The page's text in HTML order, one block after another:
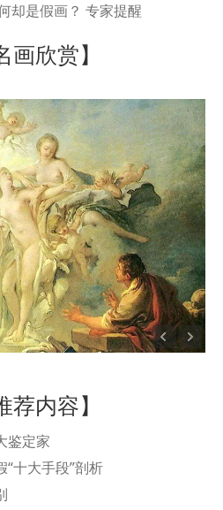
却是假画？ 专家提醒
画欣赏】
荐内容】
鉴定家
十大手段”剖析